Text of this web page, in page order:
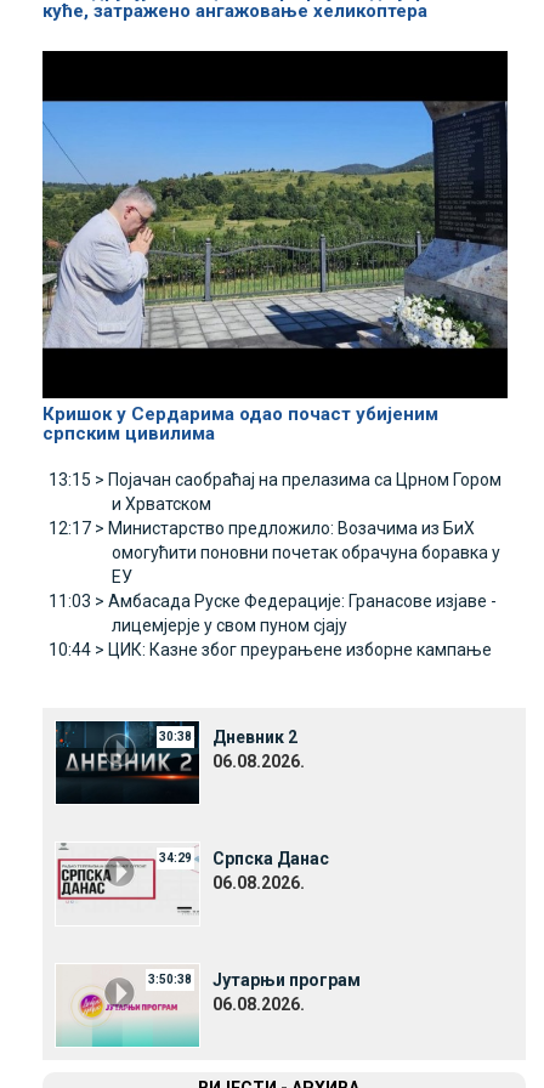
куће, затражено ангажовање хеликоптера
Кришок у Сердарима одао почаст убијеним
српским цивилима
13:15 > Појачан саобраћај на прелазима са Црном Гором
и Хрватском
12:17 > Министарство предложило: Возачима из БиХ
омогућити поновни почетак обрачуна боравка у
ЕУ
11:03 > Амбасада Руске Федерације: Гранасове изјаве -
лицемјерје у свом пуном сјају
10:44 > ЦИК: Казне због преурањене изборне кампање
30:38
Дневник 2
06.08.2026.
34:29
Српска Данас
06.08.2026.
3:50:38
Јутарњи програм
06.08.2026.